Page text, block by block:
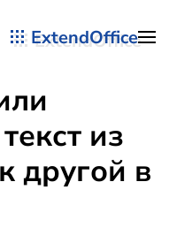
ExtendOffice
из
другой в